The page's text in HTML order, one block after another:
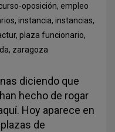
oposición, empleo
, instancia, instancias,
, plaza funcionario,
, zaragoza
diciendo que
hecho de rogar
Hoy aparece en
de